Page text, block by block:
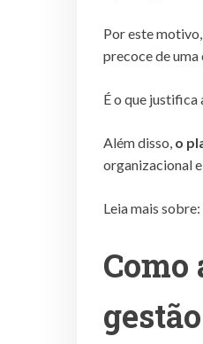
Por este
precoce de uma
É o que justifica
Além disso, o
organizacional
Leia mais sobre: